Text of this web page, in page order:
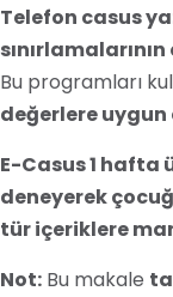
Telefon casus
Bu programları
değerlere
E-Casus 1 hafta
deneyerek
tür içeriklere
Not: Bu makale